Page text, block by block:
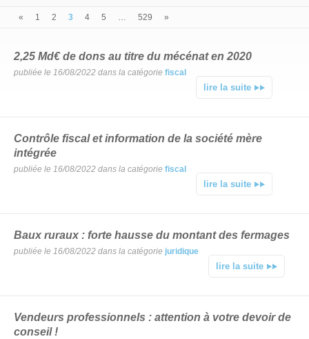
« 1 2 3 4 5 … 529 »
2,25 Md€ de dons au titre du mécénat en 2020
publiée le 16/08/2022 dans la catégorie fiscal
lire la suite
Contrôle fiscal et information de la société mère
intégrée
publiée le 16/08/2022 dans la catégorie fiscal
lire la suite
Baux ruraux : forte hausse du montant des fermages
publiée le 16/08/2022 dans la catégorie juridique
lire la suite
Vendeurs professionnels : attention à votre devoir de
conseil !